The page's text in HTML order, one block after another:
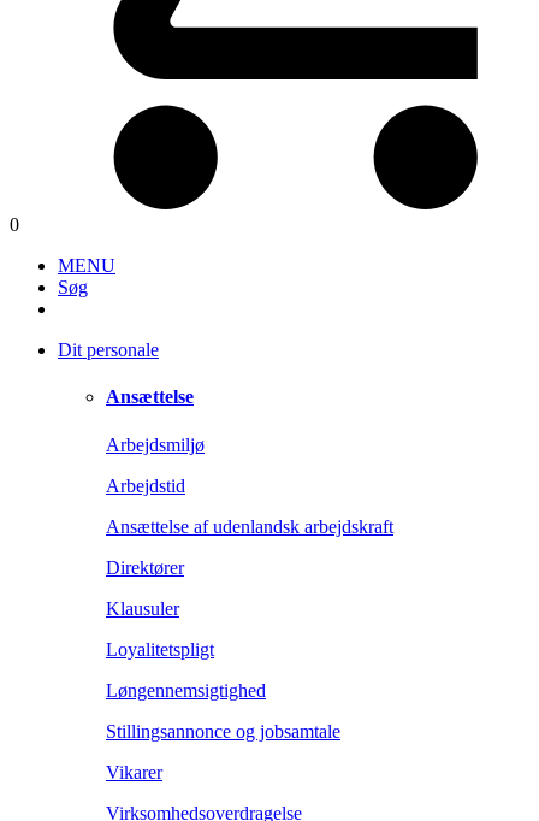
0
MENU
Søg
Dit personale
Ansættelse
Arbejdsmiljø
Arbejdstid
Ansættelse af udenlandsk arbejdskraft
Direktører
Klausuler
Loyalitetspligt
Løngennemsigtighed
Stillingsannonce og jobsamtale
Vikarer
Virksomhedsoverdragelse